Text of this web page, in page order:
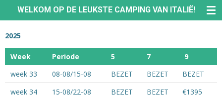
direct
de
WELKOM OP DE LEUKSTE CAMPING VAN ITALIË!
2025
Week Periode 5 7
9
week 33
08-08/15-08 BEZET BEZET
BEZET
week 34
15-08/22-08 BEZET BEZET
€1395